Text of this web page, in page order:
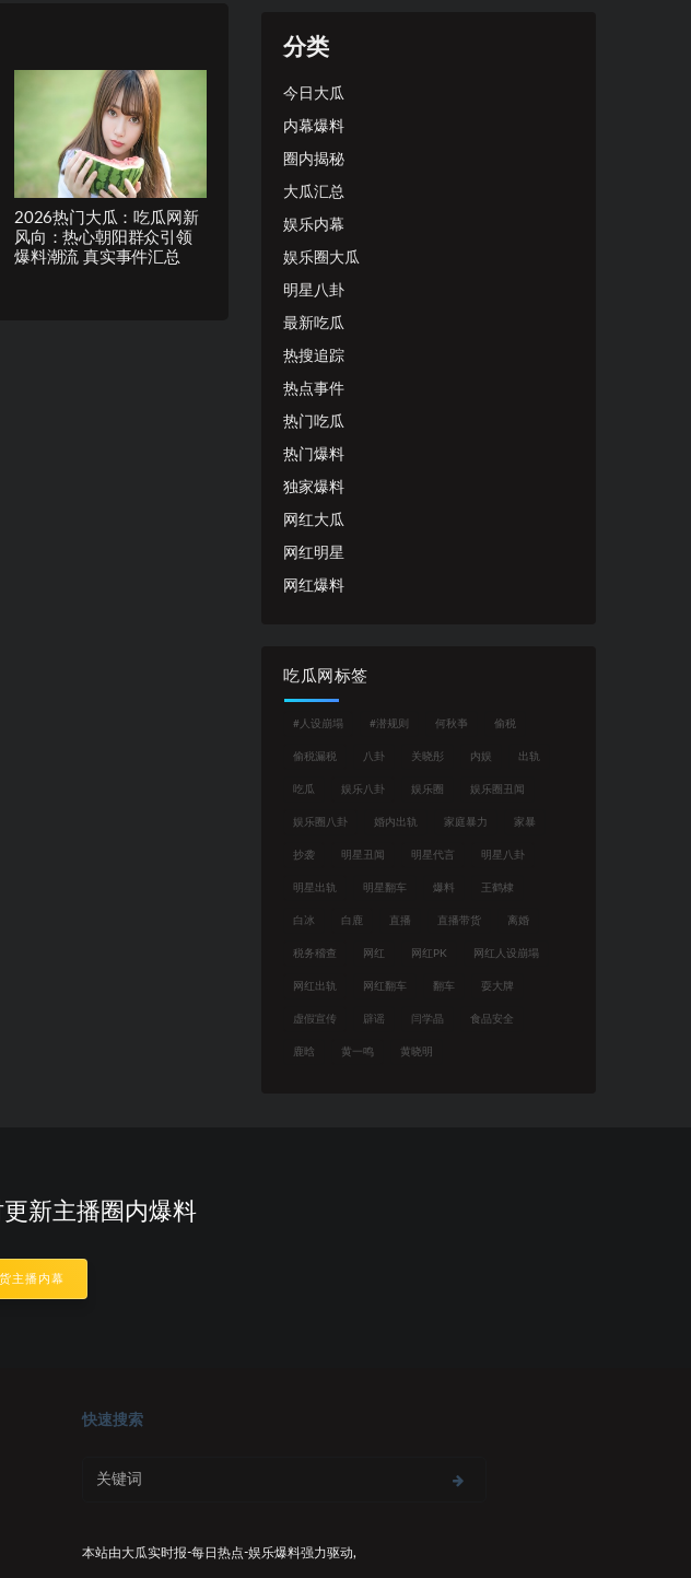
2026热门大瓜：吃瓜网新
风向：热心朝阳群众引领
爆料潮流 真实事件汇总
分类
今日大瓜
内幕爆料
圈内揭秘
大瓜汇总
娱乐内幕
娱乐圈大瓜
明星八卦
最新吃瓜
热搜追踪
热点事件
热门吃瓜
热门爆料
独家爆料
网红大瓜
网红明星
网红爆料
吃瓜网标签
#人设崩塌 #潜规则 何秋亊 偷税
偷税漏税 八卦 关晓彤 内娱 出轨
吃瓜 娱乐八卦 娱乐圈 娱乐圈丑闻
娱乐圈八卦 婚内出轨 家庭暴力 家暴
抄袭 明星丑闻 明星代言 明星八卦
明星出轨 明星翻车 爆料 王鹤棣
白冰 白鹿 直播 直播带货 离婚
税务稽查 网红 网红PK 网红人设崩塌
网红出轨 网红翻车 翻车 耍大牌
虚假宣传 辟谣 闫学晶 食品安全
鹿晗 黄一鸣 黄晓明
新主播圈内爆料
主播内幕
快速搜索
本站由大瓜实时报-每日热点-娱乐爆料强力驱动,